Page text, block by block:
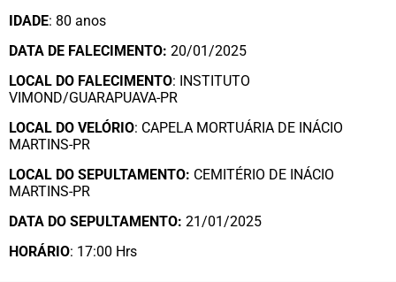
IDADE: 80 anos
DATA DE FALECIMENTO: 20/01/2025
LOCAL DO FALECIMENTO: INSTITUTO
VIMOND/GUARAPUAVA-PR
LOCAL DO VELÓRIO: CAPELA MORTUÁRIA DE INÁCIO
MARTINS-PR
LOCAL DO SEPULTAMENTO: CEMITÉRIO DE INÁCIO
MARTINS-PR
DATA DO SEPULTAMENTO: 21/01/2025
HORÁRIO: 17:00 Hrs